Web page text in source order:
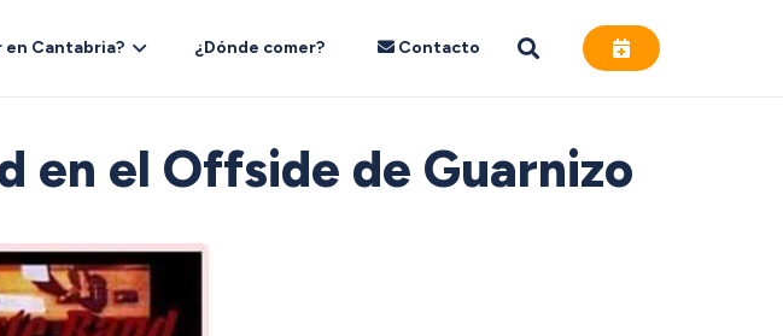
en Cantabria? ¿Dónde comer? Contacto
en el Offside de Guarnizo